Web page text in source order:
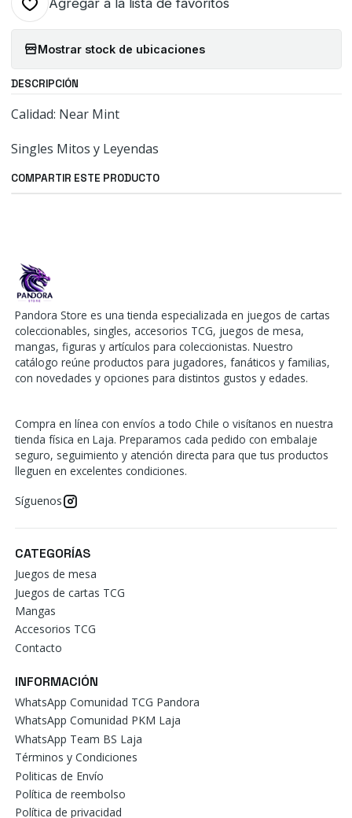
Agregar a la lista de favoritos
Mostrar stock de ubicaciones
DESCRIPCIÓN
Calidad: Near Mint
Singles Mitos y Leyendas
COMPARTIR ESTE PRODUCTO
Pandora Store es una tienda especializada en juegos de cartas
coleccionables, singles, accesorios TCG, juegos de mesa,
mangas, figuras y artículos para coleccionistas. Nuestro
catálogo reúne productos para jugadores, fanáticos y familias,
con novedades y opciones para distintos gustos y edades.
Compra en línea con envíos a todo Chile o visítanos en nuestra
tienda física en Laja. Preparamos cada pedido con embalaje
seguro, seguimiento y atención directa para que tus productos
lleguen en excelentes condiciones.
Síguenos
CATEGORÍAS
Juegos de mesa
Juegos de cartas TCG
Mangas
Accesorios TCG
Contacto
INFORMACIÓN
WhatsApp Comunidad TCG Pandora
WhatsApp Comunidad PKM Laja
WhatsApp Team BS Laja
Términos y Condiciones
Politicas de Envío
Política de reembolso
Política de privacidad